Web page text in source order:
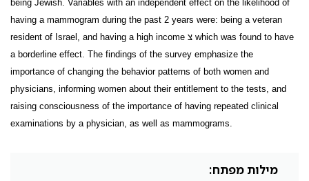
being Jewish. Variables with an independent effect on the likelihood of
having a mammogram during the past 2 years were: being a veteran
resident of Israel, and having a high income צ which was found to have
a borderline effect. The findings of the survey emphasize the
importance of changing the behavior patterns of both women and
physicians, informing women about their entitlement to the tests, and
raising consciousness of the importance of having repeated clinical
examinations by a physician, as well as mammograms.
מילות מפתח: